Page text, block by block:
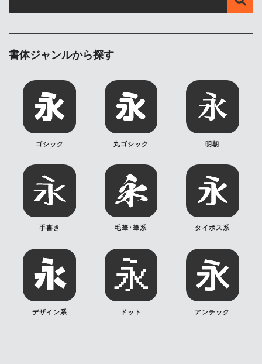
書体ジャンルから探す
ゴシック 丸ゴシック 明朝
手書き 毛筆･筆系 タイポス系
デザイン系 ドット アンチック